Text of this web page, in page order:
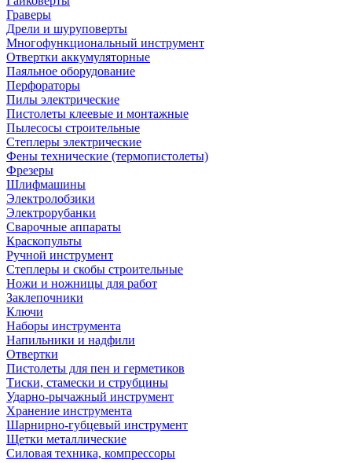
Граверы
Дрели и шуруповерты
Многофункциональный инструмент
Отвертки аккумуляторные
Паяльное оборудование
Перфораторы
Пилы электрические
Пистолеты клеевые и монтажные
Пылесосы строительные
Степлеры электрические
Фены технические (термопистолеты)
Фрезеры
Шлифмашины
Электролобзики
Электрорубанки
Сварочные аппараты
Краскопульты
Ручной инструмент
Степлеры и скобы строительные
Ножи и ножницы для работ
Заклепочники
Ключи
Наборы инструмента
Напильники и надфили
Отвертки
Пистолеты для пен и герметиков
Тиски, стамески и струбцины
Ударно-рычажный инструмент
Хранение инструмента
Шарнирно-губцевый инструмент
Щетки металлические
Силовая техника, компрессоры